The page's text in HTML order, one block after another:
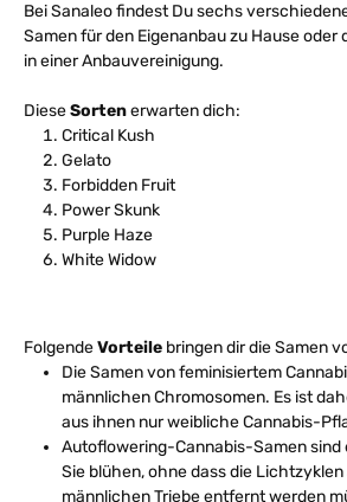
Bei Sanaleo findest Du sechs
Samen für den Eigenanbau zu Hause oder
in einer Anbauvereinigung.
DieseSortenerwarten dich:
Critical Kush
Gelato
Forbidden Fruit
Power Skunk
Purple Haze
White Widow
FolgendeVorteile bringen dir die Samen
Die Samen von feminisiertem
männlichen Chromosomen. Es ist
aus ihnen nur weibliche Cannabis-
Autoflowering-Cannabis-Samen
Sie blühen, ohne dass die
männlichen Triebe entfernt werden